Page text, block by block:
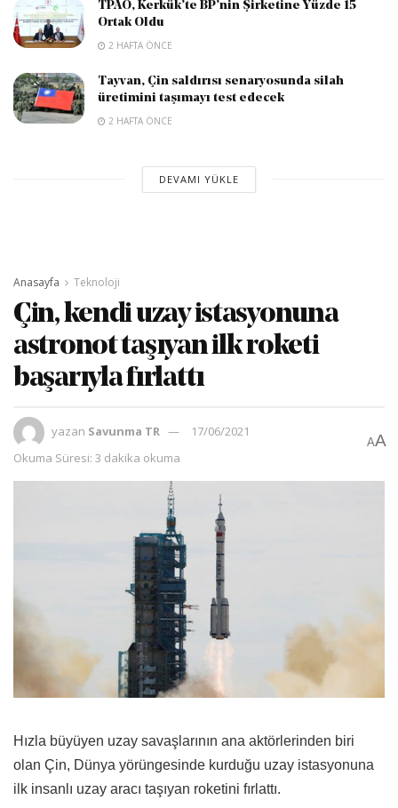
TPAO, Kerkük’te BP’nin Şirketine Yüzde 15
Ortak Oldu
2 HAFTA ÖNCE
Tayvan, Çin saldırısı senaryosunda silah
üretimini taşımayı test edecek
2 HAFTA ÖNCE
DEVAMI YÜKLE
Anasayfa Teknoloji
Çin, kendi uzay istasyonuna
astronot taşıyan ilk roketi
başarıyla fırlattı
yazan Savunma TR
17/06/2021
Okuma Süresi: 3 dakika okuma
AA
Hızla büyüyen uzay savaşlarının ana aktörlerinden biri
olan Çin, Dünya yörüngesinde kurduğu uzay istasyonuna
ilk insanlı uzay aracı taşıyan roketini fırlattı.